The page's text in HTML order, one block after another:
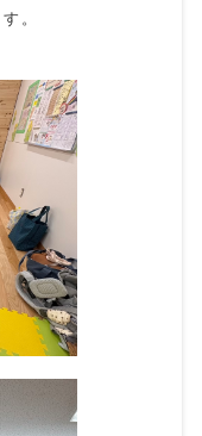
。